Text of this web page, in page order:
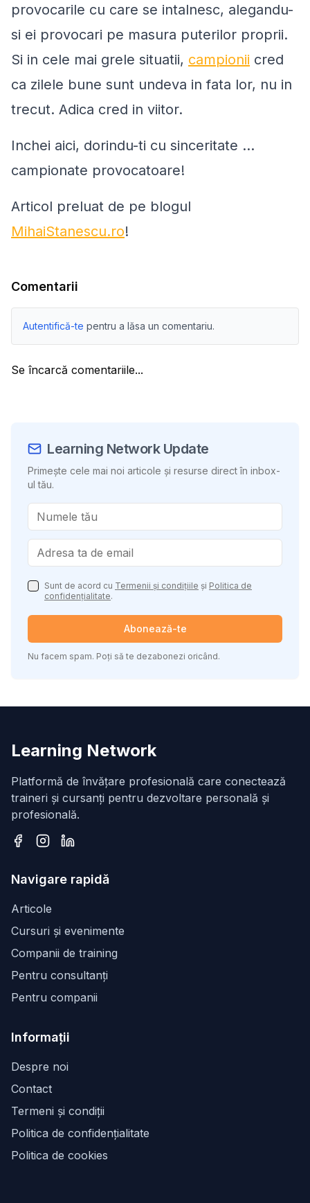
provocarile cu care se intalnesc, alegandu-
si ei provocari pe masura puterilor proprii.
Si in cele mai grele situatii, campionii cred
ca zilele bune sunt undeva in fata lor, nu in
trecut. Adica cred in viitor.
Inchei aici, dorindu-ti cu sinceritate …
campionate provocatoare!
Articol preluat de pe blogul
MihaiStanescu.ro!
Comentarii
Autentifică-te pentru a lăsa un comentariu.
Se încarcă comentariile...
Learning Network Update
Primește cele mai noi articole și resurse direct în inbox-
ul tău.
Sunt de acord cu Termenii și condițiile și Politica de
confidențialitate.
Abonează-te
Nu facem spam. Poți să te dezabonezi oricând.
Learning Network
Platformă de învățare profesională care conectează
traineri și cursanți pentru dezvoltare personală și
profesională.
Navigare rapidă
Articole
Cursuri și evenimente
Companii de training
Pentru consultanți
Pentru companii
Informații
Despre noi
Contact
Termeni și condiții
Politica de confidențialitate
Politica de cookies